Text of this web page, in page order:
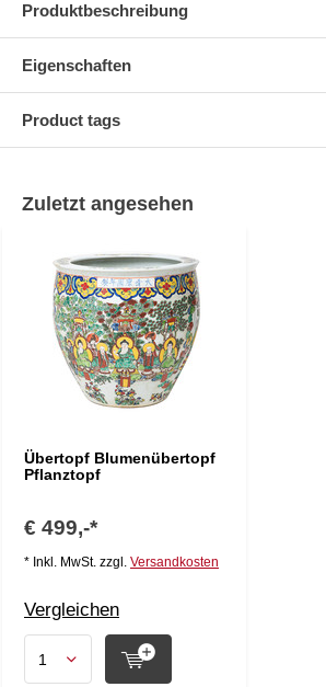
Produktbeschreibung
Eigenschaften
Product tags
Zuletzt angesehen
Übertopf Blumenübertopf
Pflanztopf
€ 499,-*
* Inkl. MwSt. zzgl. Versandkosten
Vergleichen